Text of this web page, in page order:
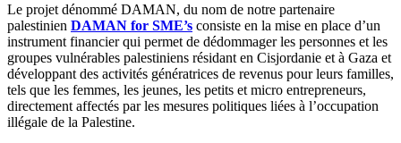
Le projet dénommé DAMAN, du nom de notre partenaire
palestinien DAMAN for SME’s consiste en la mise en place d’un
instrument financier qui permet de dédommager les personnes et les
groupes vulnérables palestiniens résidant en Cisjordanie et à Gaza et
développant des activités génératrices de revenus pour leurs familles,
tels que les femmes, les jeunes, les petits et micro entrepreneurs,
directement affectés par les mesures politiques liées à l’occupation
illégale de la Palestine.